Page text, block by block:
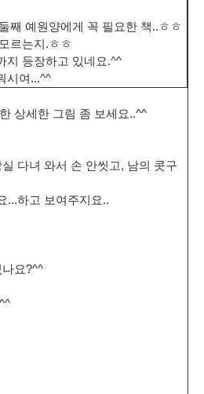
째 예원양에게 꼭 필요한 책..ㅎㅎ
르는지.ㅎㅎ
지 등장하고 있네요.^^
시여...^^
상세한 그림 좀 보세요..^^
다녀 와서 손 안씻고, 남의 콧구
...하고 보여주지요..
요?^^